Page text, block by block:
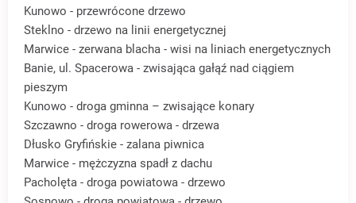
Kunowo - przewrócone drzewo
Steklno - drzewo na linii energetycznej
Marwice - zerwana blacha - wisi na liniach energetycznych
Banie, ul. Spacerowa - zwisająca gałąź nad ciągiem
pieszym
Kunowo - droga gminna – zwisające konary
Szczawno - droga rowerowa - drzewa
Dłusko Gryfińskie - zalana piwnica
Marwice - mężczyzna spadł z dachu
Pacholęta - droga powiatowa - drzewo